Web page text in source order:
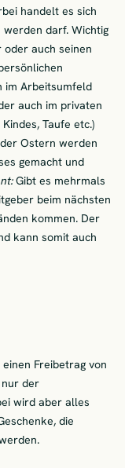
handelt es sich
darf. Wichtig
oder auch seinen
im Arbeitsumfeld
auch im privaten
Taufe etc.)
Ostern werden
gemacht und
Gibt es mehrmals
beim nächsten
kommen. Der
kann somit auch
Freibetrag von
der
wird aber alles
die